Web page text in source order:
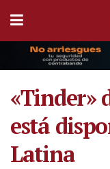
«Tinder»
está
Latina